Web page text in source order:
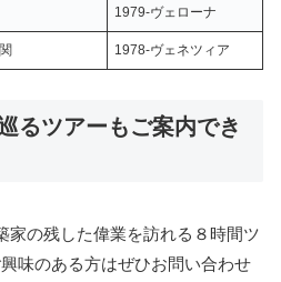
1979-ヴェローナ
1978-ヴェネツィア
るツアーもご案内でき
家の残した偉業を訪れる８時間ツ
味のある方はぜひお問い合わせ